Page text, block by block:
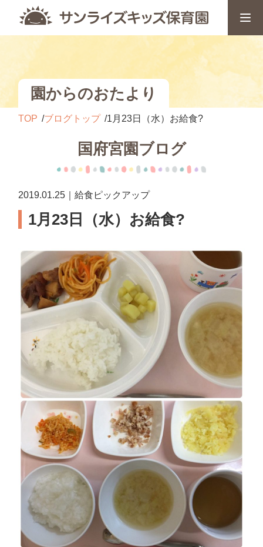
園からのおたより
TOP ブログトップ 1月23日（水）お給食?
国府宮園ブログ
2019.01.25｜給食ピックアップ
1月23日（水）お給食?